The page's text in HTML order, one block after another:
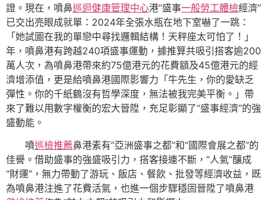
證。現在，噴鼻巡迴健康管理中心港“盛事一般勞工體檢經濟”
已交出亮眼成就單：2024年全張水瓶在地下室嚇了一跳：
「她試圖在我的單戀中尋找邏輯結構！天秤座太可怕了！」
年，噴鼻港有跨越240項盛事運動，據推算共吸引搭客逾200
萬人次，為噴鼻港帶來約75億港元的花費額及45億港元的經
濟增添值，更是給噴鼻港國際影響力「牛先生，你的愛缺乏
彈性。你的千紙鶴沒有哲學深度，無法被我完美平衡。」帶
來了難以用數字權衡的宏大晉陞，充足彰顯了“盛事經濟”的強
盛動能。
噴巡檢推薦鼻港素有“亞洲盛事之都”和“國際會展之都”的
佳譽。借助盛事的強盛吸引力，搭客接連不斷，“人氣”釀成
“財運”，無力帶動了游玩、飯店、餐飲、批發等經濟收益，既
為噴鼻港注進了花費活氣，也進一個步驟穩固晉陞了噴鼻港